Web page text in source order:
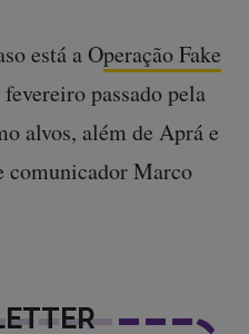
está a Operação Fake
passado pela
alvos, além de Aprá e
comunicador Marco